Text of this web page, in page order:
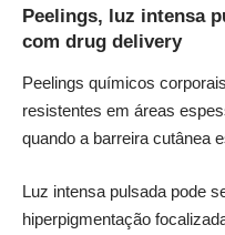
Peelings, luz intensa
com drug delivery
Peelings químicos
resistentes em áreas
quando a barreira cutânea
Luz intensa pulsada pode
hiperpigmentação